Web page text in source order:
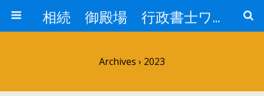
相続 御殿場 行政書士ワイズオフィス
Archives › 2023